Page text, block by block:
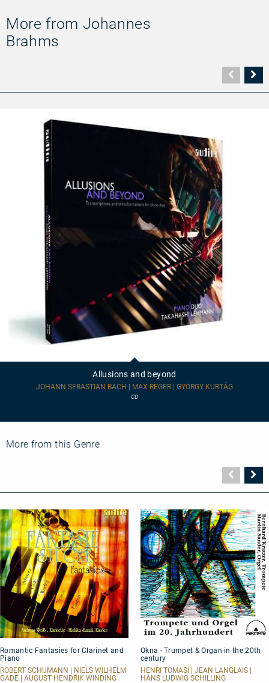
More from Johannes
Brahms
Seite
Allusions and beyond
JOHANN SEBASTIAN BACH | MAX REGER | GYÖRGY KURTÁG
CD
More from this Genre
Seite
Fantasies
for
Clarinet
and
Romantic Fantasies for Clarinet and
Piano
ROBERT SCHUMANN | NIELS WILHELM
GADE | AUGUST HENDRIK WINDING
-
Trumpet
&
Organ
Okna - Trumpet & Organ in the 20th
century
HENRI TOMASI | JEAN LANGLAIS |
HANS LUDWIG SCHILLING